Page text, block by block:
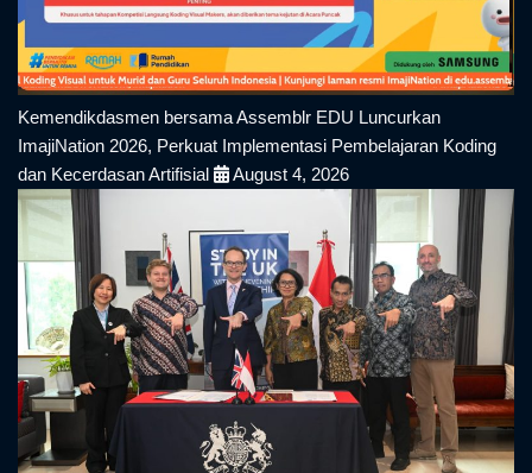
Kemendikdasmen bersama Assemblr EDU Luncurkan
ImajiNation 2026, Perkuat Implementasi Pembelajaran Koding
dan Kecerdasan Artifisial
August 4, 2026